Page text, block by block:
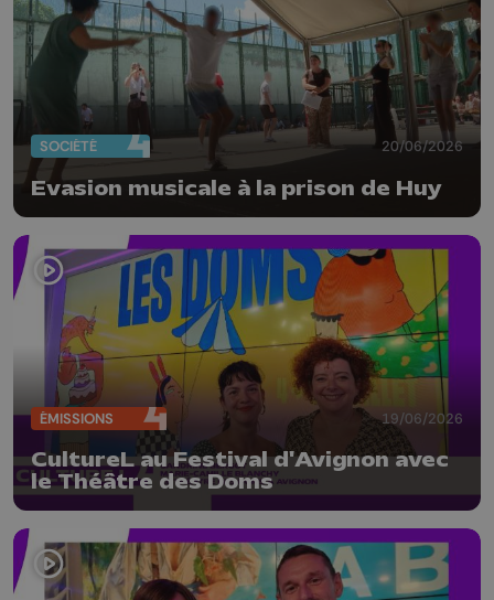
SOCIÉTÉ 20/06/2026
Evasion musicale à la prison de Huy
ÉMISSIONS 19/06/2026
CultureL au Festival d'Avignon avec
le Théâtre des Doms